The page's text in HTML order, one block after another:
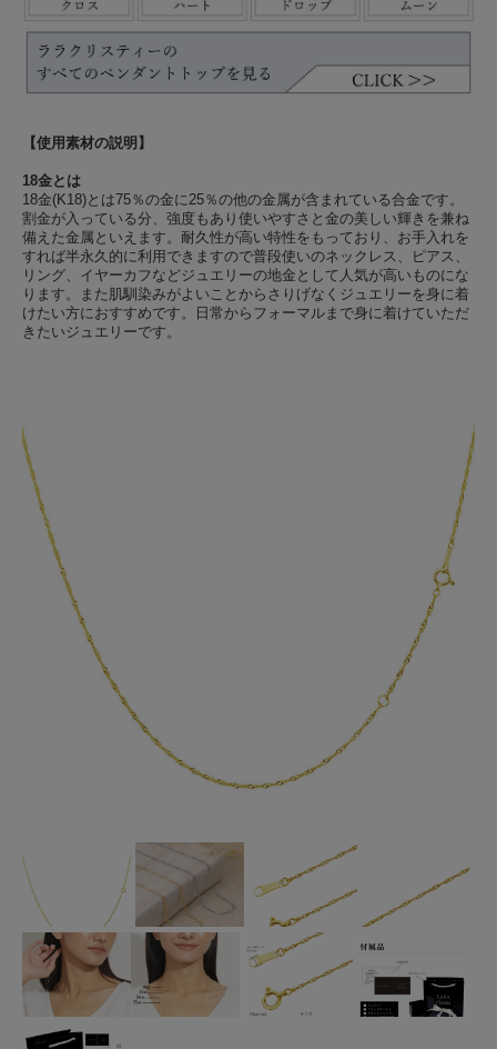
【使用素材の説明】
18金とは
18金(K18)とは75％の金に25％の他の金属が含まれている合金です。
割金が入っている分、強度もあり使いやすさと金の美しい輝きを兼ね
備えた金属といえます。耐久性が高い特性をもっており、お手入れを
すれば半永久的に利用できますので普段使いのネックレス、ピアス、
リング、イヤーカフなどジュエリーの地金として人気が高いものにな
ります。また肌馴染みがよいことからさりげなくジュエリーを身に着
けたい方におすすめです。日常からフォーマルまで身に着けていただ
きたいジュエリーです。